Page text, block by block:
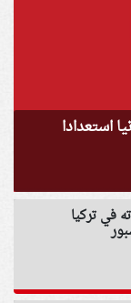
استعدادا
في تركيا